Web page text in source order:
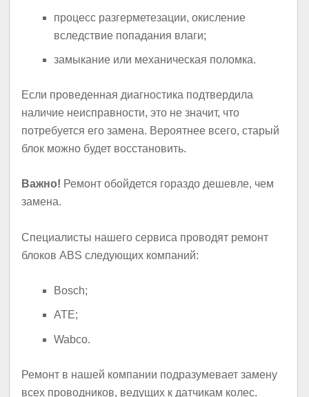
процесс разгерметезации, окисление
вследствие попадания влаги;
замыкание или механическая поломка.
Если проведенная диагностика подтвердила
наличие неисправности, это не значит, что
потребуется его замена. Вероятнее всего, старый
блок можно будет восстановить.
Важно! Ремонт обойдется гораздо дешевле, чем
замена.
Специалисты нашего сервиса проводят ремонт
блоков АBS следующих компаний:
Bosch;
ATE;
Wabco.
Ремонт в нашей компании подразумевает замену
всех проводников, ведущих к датчикам колес.